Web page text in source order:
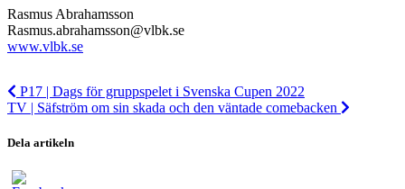
Rasmus Abrahamsson
Rasmus.abrahamsson@vlbk.se
www.vlbk.se
P17 | Dags för gruppspelet i Svenska Cupen 2022
TV | Säfström om sin skada och den väntade comebacken
Dela artikeln